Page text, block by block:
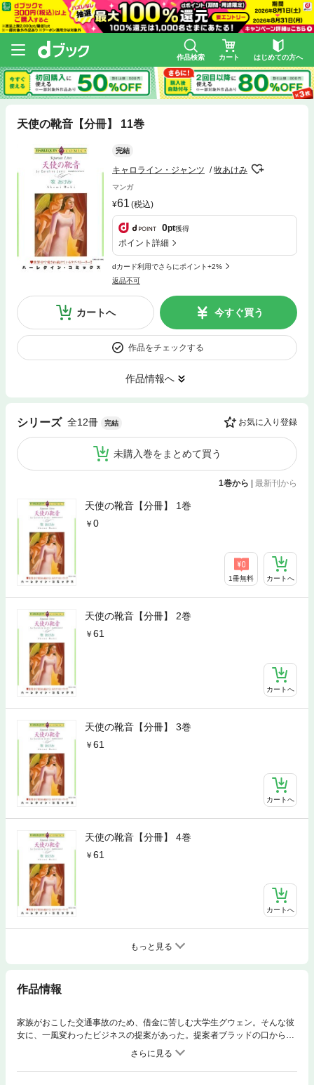
作品検索 カート はじめての方へ
天使の靴音【分冊】 11巻
完結
キャロライン・ジャンツ 牧あけみ
マンガ
61 (税込)
0pt獲得
ポイント詳細
dカード利用でさらにポイント+2%
返品不可
カートへ 今すぐ買う
作品をチェックする
作品情報へ
シリーズ 全12冊 完結 お気に入り登録
未購入巻をまとめて買う
1巻から 最新刊から
天使の靴音【分冊】 1巻
0
1冊無料 カートへ
天使の靴音【分冊】 2巻
61
カートへ
天使の靴音【分冊】 3巻
61
カートへ
天使の靴音【分冊】 4巻
61
カートへ
もっと見る
作品情報
家族がおこした交通事故のため、借金に苦しむ大学生グウェン。そんな彼
女に、一風変わったビジネスの提案があった。提案者ブラッドの口から出
た言葉は――「ぼくと1年契約で結婚してほしい」というもの!!初めは怒っ
て断ったグウェン。“でもやっぱりお金は必要だわ…。”仕方なく彼の提案
を受け入れることにし…。